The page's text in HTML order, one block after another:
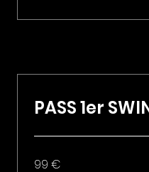
PASS 1er
euros
99 €